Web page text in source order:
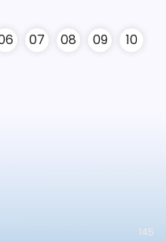
6 07 08 09 10
145